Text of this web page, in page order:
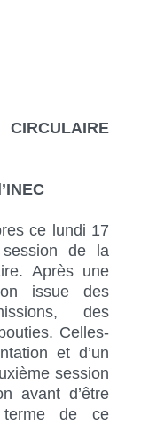
CIRCULAIRE
ce lundi 17
de la
Après une
issue des
des
Celles-
et d’un
session
avant d’être
terme de ce